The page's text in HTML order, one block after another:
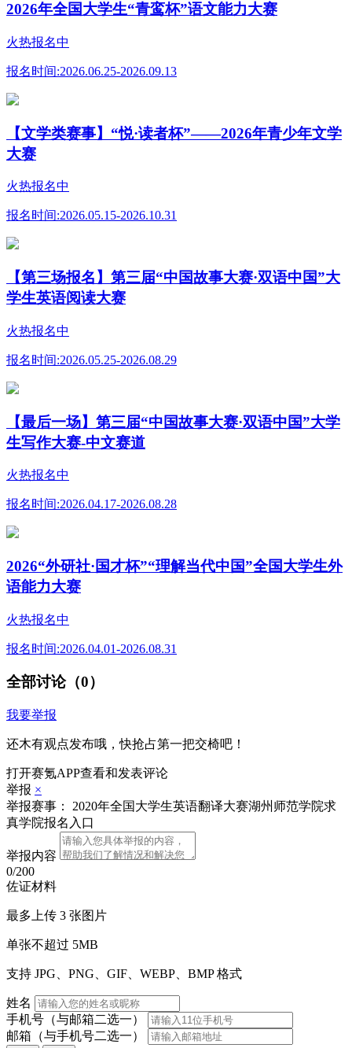
2026年全国大学生“青鸾杯”语文能力大赛
火热报名中
报名时间:2026.06.25-2026.09.13
【文学类赛事】“悦·读者杯”——2026年青少年文学
大赛
火热报名中
报名时间:2026.05.15-2026.10.31
【第三场报名】第三届“中国故事大赛·双语中国”大
学生英语阅读大赛
火热报名中
报名时间:2026.05.25-2026.08.29
【最后一场】第三届“中国故事大赛·双语中国”大学
生写作大赛-中文赛道
火热报名中
报名时间:2026.04.17-2026.08.28
2026“外研社·国才杯”“理解当代中国”全国大学生外
语能力大赛
火热报名中
报名时间:2026.04.01-2026.08.31
全部讨论（0）
我要举报
还木有观点发布哦，快抢占第一把交椅吧！
打开赛氪APP查看和发表评论
举报 ×
举报赛事：
2020年全国大学生英语翻译大赛湖州师范学院求
真学院报名入口
举报内容
0/200
佐证材料
最多上传 3 张图片
单张不超过 5MB
支持 JPG、PNG、GIF、WEBP、BMP 格式
姓名
手机号 （与邮箱二选一）
邮箱 （与手机号二选一）